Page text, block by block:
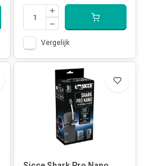
Vergelijk